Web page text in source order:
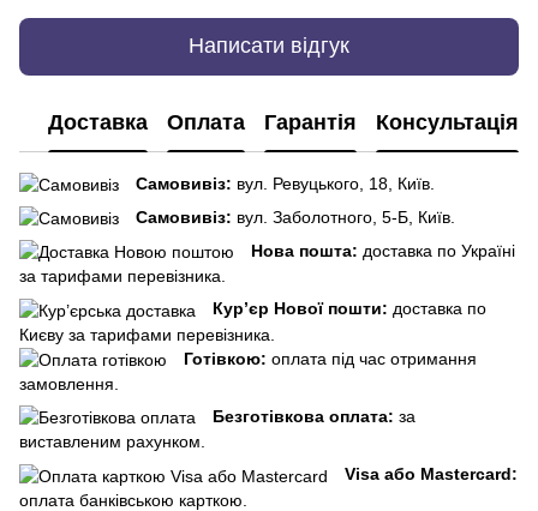
Написати відгук
Доставка Оплата Гарантія Консультація
Самовивіз: вул. Ревуцького, 18, Київ.
Самовивіз: вул. Заболотного, 5-Б, Київ.
Нова пошта: доставка по Україні
за тарифами перевізника.
Кур’єр Нової пошти: доставка по
Києву за тарифами перевізника.
Готівкою: оплата під час отримання
замовлення.
Безготівкова оплата: за
виставленим рахунком.
Visa або Mastercard:
оплата банківською карткою.